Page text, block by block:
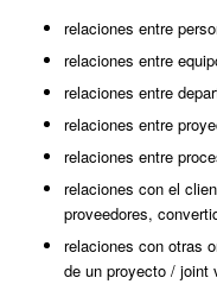
relaciones entre
relaciones entre
relaciones entre
relaciones entre
relaciones entre
relaciones con el
proveedores,
relaciones con otras
de un proyecto / joint